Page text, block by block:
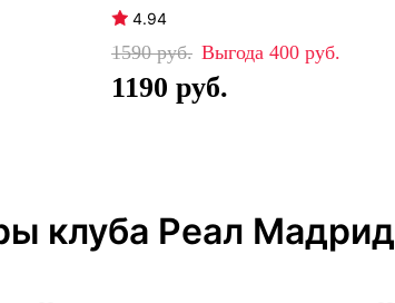
4.94
1590 400
1190
клуба Реал Мадрид